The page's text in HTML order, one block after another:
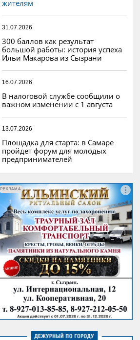
жителям
31.07.2026
300 баллов как результат
большой работы: история успеха
Ильи Макарова из Сызрани
16.07.2026
В налоговой службе сообщили о
важном изменении с 1 августа
13.07.2026
Площадка для старта: в Самаре
пройдет форум для молодых
предпринимателей
РЕКЛАМА